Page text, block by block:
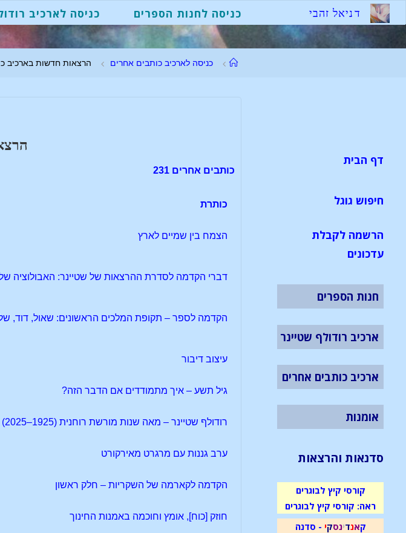
לתוכן
דניאל זהבי כניסה לחנות הספרים כניסה לארכיב
עמודכניסה לארכיב כותבים אחרים הרצאות חדשות בארכיב
כותבים אחרים 231
כותרת
הצמח בין שמיים לארץ
דברי הקדמה לסדרת ההרצאות של שטיינר: האבולוציה
הקדמה לספר – תקופת המלכים הראשונים: שאול, דוד,
עיצוב דיבור
גיל תשע – איך מתמודדים אם הדבר הזה?
רודולף שטיינר – מאה שנות מורשת רוחנית (1925–2025)
ערב גננות עם מרגרט מאירקורט
הקדמה לקארמה של השקריות – חלק ראשון
חוזק [כוח], אומץ וחוכמה באמנות החינוך
דף הבית
חיפוש גוגל
הרשמה לקבלת
עדכונים
חנות הספרים
ארכיב רודולף שטיינר
ארכיב כותבים אחרים
אומנות
סדנאות והרצאות
קורסי קיץ לבוגרים
ראה: קורסי קיץ לבוגרים
קאנדינסקי - סדנה